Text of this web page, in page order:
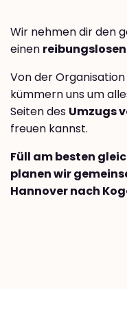
Wir nehmen dir den
einen
Von der
kümmern uns um
Seiten des Umzugs
freuen kannst.
Füll am besten
planen wir
Hannover nach